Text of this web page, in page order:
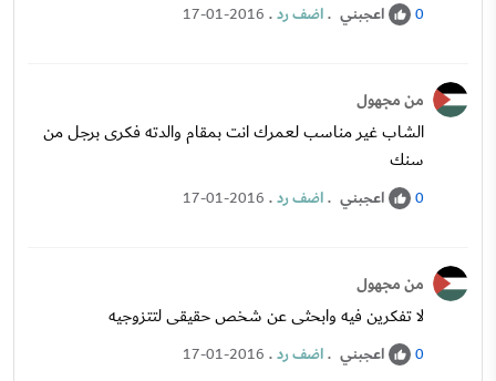
0 اعجبني .اضف رد.
17-01-2016
من مجهول
الشاب غير مناسب لعمرك انت بمقام والدته فكرى برجل من
سنك
0 اعجبني .اضف رد.
17-01-2016
من مجهول
لا تفكرين فيه وابحثى عن شخص حقيقى لتتزوجيه
0 اعجبني .اضف رد.
17-01-2016